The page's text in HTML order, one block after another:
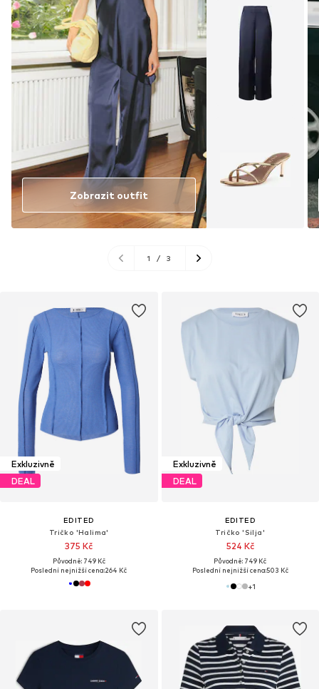
Zobrazit outfit
1 / 3
Exkluzivně
DEAL
EDITED
Tričko 'Halima'
375 Kč
Původně: 749 Kč
Poslední nejnižší cena:264 Kč
Exkluzivně
DEAL
EDITED
Tričko 'Silja'
524 Kč
Původně: 749 Kč
Poslední nejnižší cena:503 Kč
+1